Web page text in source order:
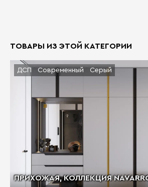
ТОВАРЫ ИЗ ЭТОЙ КАТЕГОРИИ
ПРИХОЖАЯ, КОЛЛЕКЦИЯ
ДСП Современный Серый